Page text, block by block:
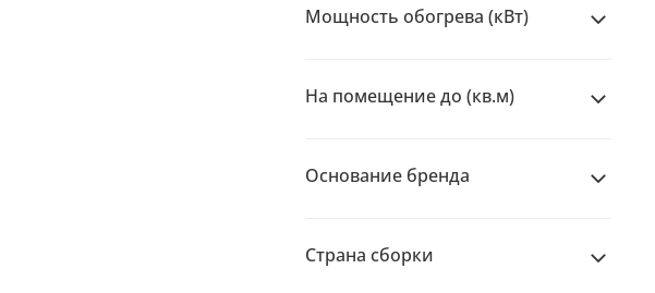
Мощность обогрева (кВт)
На помещение до (кв.м)
Основание бренда
Страна сборки